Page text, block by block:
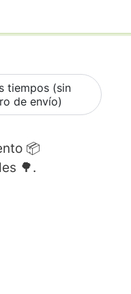
tiempos (sin
de envío)
📦
🌳.